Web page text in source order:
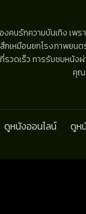
นรักความบันเทิง เพร
เหมือนยกโรงภาพยน
ดเร็ว การรับชมหนัง
คุณ
ดูหนังออนไลน์ ดูห